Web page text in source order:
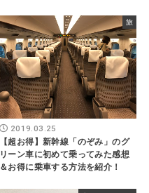
旅
2019.03.25
【超お得】新幹線「のぞみ」のグ
リーン車に初めて乗ってみた感想
＆お得に乗車する方法を紹介！